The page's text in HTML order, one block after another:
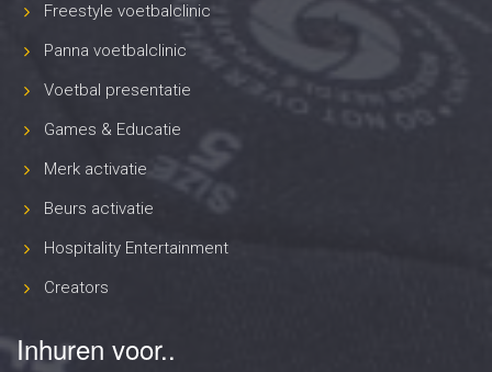
Freestyle voetbalclinic
Panna voetbalclinic
Voetbal presentatie
Games & Educatie
Merk activatie
Beurs activatie
Hospitality Entertainment
Creators
Inhuren voor..